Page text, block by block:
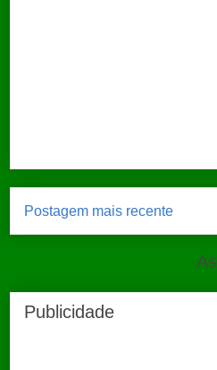
Postagem mais recente
Publicidade